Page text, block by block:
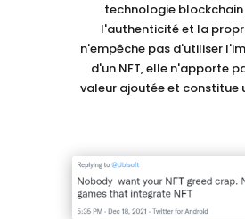
technologie
l'authenticité et la
n'empêche pas d'utiliser
d'un NFT, elle n'apporte
valeur ajoutée et constitue